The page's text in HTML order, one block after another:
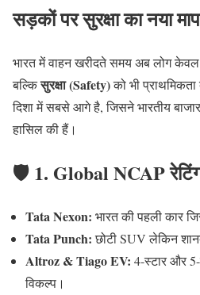
सड़कों पर सुरक्षा का नया
भारत में वाहन खरीदते समय अब लोग
बल्किसुरक्षा (Safety)को भी
दिशा में सबसे आगे है, जिसने भारतीय
हासिल की हैं।
🛡️ 1. Global NCAP
Tata Nexon: भारत की पहली कार
Tata Punch:छोटी SUV लेकिन
Altroz & Tiago EV: 4-स्टार और
विकल्प।